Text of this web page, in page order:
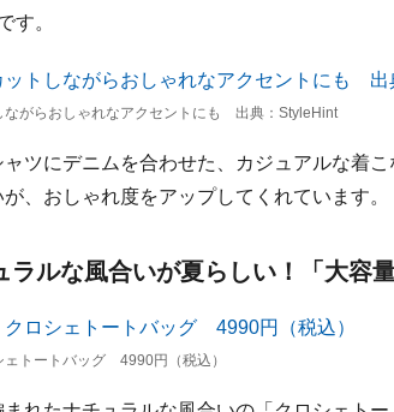
す。
ながらおしゃれなアクセントにも 出典：StyleHint
ツにデニムを合わせた、カジュアルな着
、おしゃれ度をアップしてくれています。
ラルな風合いが夏らしい！「大容量
トートバッグ 4990円（税込）